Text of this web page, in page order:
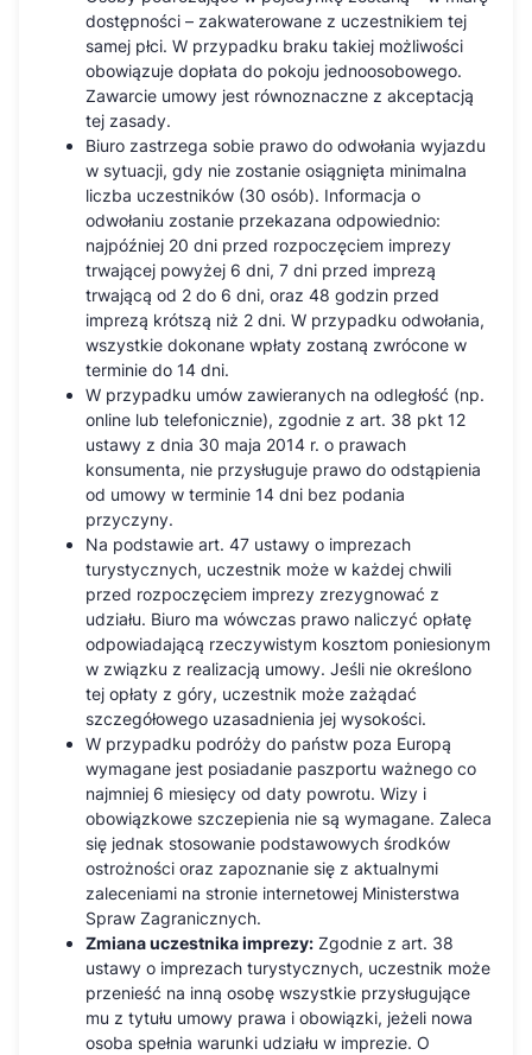
dostępności – zakwaterowane z uczestnikiem tej
samej płci. W przypadku braku takiej możliwości
obowiązuje dopłata do pokoju jednoosobowego.
Zawarcie umowy jest równoznaczne z akceptacją
tej zasady.
Biuro zastrzega sobie prawo do odwołania wyjazdu
w sytuacji, gdy nie zostanie osiągnięta minimalna
liczba uczestników (30 osób). Informacja o
odwołaniu zostanie przekazana odpowiednio:
najpóźniej 20 dni przed rozpoczęciem imprezy
trwającej powyżej 6 dni, 7 dni przed imprezą
trwającą od 2 do 6 dni, oraz 48 godzin przed
imprezą krótszą niż 2 dni. W przypadku odwołania,
wszystkie dokonane wpłaty zostaną zwrócone w
terminie do 14 dni.
W przypadku umów zawieranych na odległość (np.
online lub telefonicznie), zgodnie z art. 38 pkt 12
ustawy z dnia 30 maja 2014 r. o prawach
konsumenta, nie przysługuje prawo do odstąpienia
od umowy w terminie 14 dni bez podania
przyczyny.
Na podstawie art. 47 ustawy o imprezach
turystycznych, uczestnik może w każdej chwili
przed rozpoczęciem imprezy zrezygnować z
udziału. Biuro ma wówczas prawo naliczyć opłatę
odpowiadającą rzeczywistym kosztom poniesionym
w związku z realizacją umowy. Jeśli nie określono
tej opłaty z góry, uczestnik może zażądać
szczegółowego uzasadnienia jej wysokości.
W przypadku podróży do państw poza Europą
wymagane jest posiadanie paszportu ważnego co
najmniej 6 miesięcy od daty powrotu. Wizy i
obowiązkowe szczepienia nie są wymagane. Zaleca
się jednak stosowanie podstawowych środków
ostrożności oraz zapoznanie się z aktualnymi
zaleceniami na stronie internetowej Ministerstwa
Spraw Zagranicznych.
Zmiana uczestnika imprezy: Zgodnie z art. 38
ustawy o imprezach turystycznych, uczestnik może
przenieść na inną osobę wszystkie przysługujące
mu z tytułu umowy prawa i obowiązki, jeżeli nowa
osoba spełnia warunki udziału w imprezie. O